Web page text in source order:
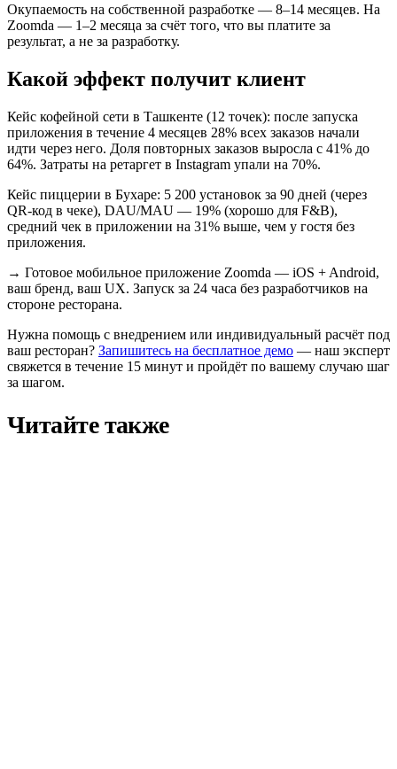
Окупаемость на собственной разработке — 8–14 месяцев. На
Zoomda — 1–2 месяца за счёт того, что вы платите за
результат, а не за разработку.
Какой эффект получит клиент
Кейс кофейной сети в Ташкенте (12 точек): после запуска
приложения в течение 4 месяцев 28% всех заказов начали
идти через него. Доля повторных заказов выросла с 41% до
64%. Затраты на ретаргет в Instagram упали на 70%.
Кейс пиццерии в Бухаре: 5 200 установок за 90 дней (через
QR-код в чеке), DAU/MAU — 19% (хорошо для F&B),
средний чек в приложении на 31% выше, чем у гостя без
приложения.
→ Готовое мобильное приложение Zoomda — iOS + Android,
ваш бренд, ваш UX. Запуск за 24 часа без разработчиков на
стороне ресторана.
Нужна помощь с внедрением или индивидуальный расчёт под
ваш ресторан? Запишитесь на бесплатное демо — наш эксперт
свяжется в течение 15 минут и пройдёт по вашему случаю шаг
за шагом.
Читайте также